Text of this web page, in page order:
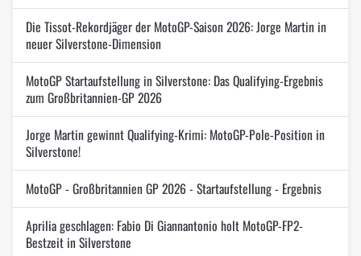
Die Tissot-Rekordjäger der MotoGP-Saison 2026: Jorge Martin in
neuer Silverstone-Dimension
MotoGP Startaufstellung in Silverstone: Das Qualifying-Ergebnis
zum Großbritannien-GP 2026
Jorge Martin gewinnt Qualifying-Krimi: MotoGP-Pole-Position in
Silverstone!
MotoGP - Großbritannien GP 2026 - Startaufstellung - Ergebnis
Aprilia geschlagen: Fabio Di Giannantonio holt MotoGP-FP2-
Bestzeit in Silverstone